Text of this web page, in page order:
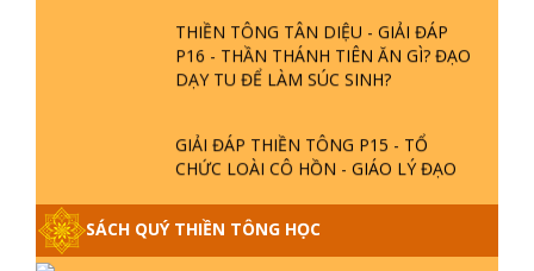
THIỀN TÔNG TÂN DIỆU - GIẢI ĐÁP
P16 - THẦN THÁNH TIÊN ĂN GÌ? ĐẠO
DẠY TU ĐỂ LÀM SÚC SINH?
GIẢI ĐÁP THIỀN TÔNG P15 - TỔ
CHỨC LOÀI CÔ HỒN - GIÁO LÝ ĐẠO
SÁCH QUÝ THIỀN TÔNG HỌC